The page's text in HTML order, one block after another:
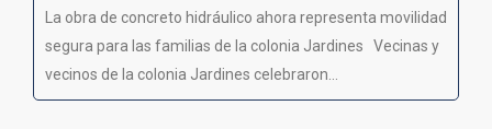
La obra de concreto hidráulico ahora representa movilidad
segura para las familias de la colonia Jardines Vecinas y
vecinos de la colonia Jardines celebraron...